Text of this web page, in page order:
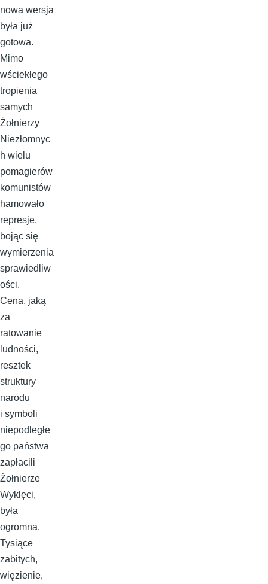
nowa wersja
była już
gotowa.
Mimo
wściekłego
tropienia
samych
Żołnierzy
Niezłomnyc
h wielu
pomagierów
komunistów
hamowało
represje,
bojąc się
wymierzenia
sprawiedliw
ości.
Cena, jaką
za
ratowanie
ludności,
resztek
struktury
narodu
i symboli
niepodległe
go państwa
zapłacili
Żołnierze
Wyklęci,
była
ogromna.
Tysiące
zabitych,
więzienie,